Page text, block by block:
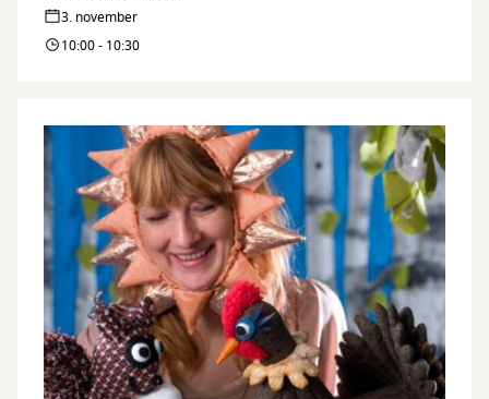
3. november
10:00 - 10:30